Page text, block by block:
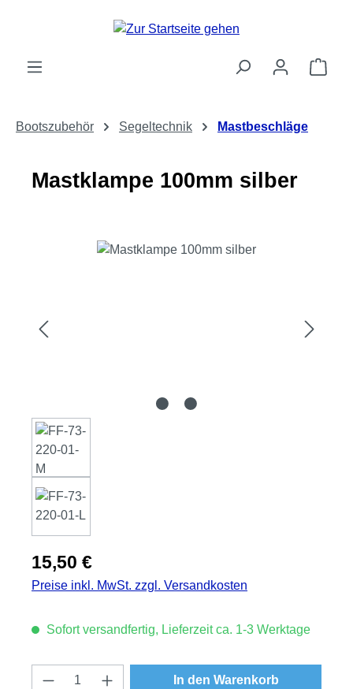
Zum Hauptinhalt springen
Bootszubehör Segeltechnik Mastbeschläge
Mastklampe 100mm silber
Bildergalerie überspringen
Regulärer Preis:
15,50 €
Preise inkl. MwSt. zzgl. Versandkosten
Sofort versandfertig, Lieferzeit ca. 1-3 Werktage
Produkt Anzahl: Gib den gewünschten
In den Warenkorb